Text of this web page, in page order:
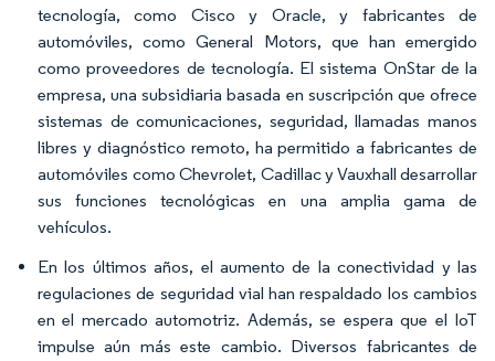
tecnología, como Cisco y Oracle, y fabricantes de
automóviles, como General Motors, que han emergido
como proveedores de tecnología. El sistema OnStar de la
empresa, una subsidiaria basada en suscripción que ofrece
sistemas de comunicaciones, seguridad, llamadas manos
libres y diagnóstico remoto, ha permitido a fabricantes de
automóviles como Chevrolet, Cadillac y Vauxhall desarrollar
sus funciones tecnológicas en una amplia gama de
vehículos.
En los últimos años, el aumento de la conectividad y las
regulaciones de seguridad vial han respaldado los cambios
en el mercado automotriz. Además, se espera que el IoT
impulse aún más este cambio. Diversos fabricantes de